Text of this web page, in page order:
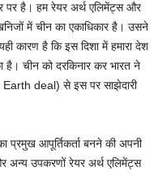
पर है। हम रेयर अर्थ एलिमेंट्स और
में चीन का एकाधिकार है। उसने
कारण है कि इस दिशा में हमारा देश
है। चीन को दरकिनार कर भारत ने
deal) से इस पर साझेदारी
प्रमुख आपूर्तिकर्ता बनने की अपनी
अन्य उपकरणों रेयर अर्थ एलिमेंट्स